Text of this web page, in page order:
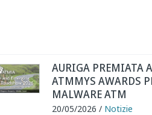
AURIGA PREMIATA
ATMMYS AWARDS
MALWARE ATM
20/05/2026 / Notizie